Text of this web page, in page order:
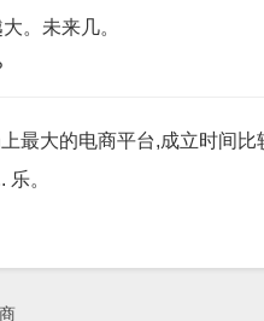
。未来几。
最大的电商平台,成立时间
。